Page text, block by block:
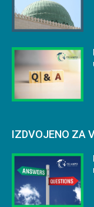
IZDVOJENO ZA